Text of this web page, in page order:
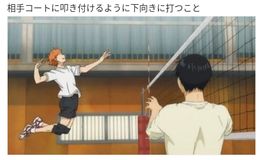
相手コートに叩き付けるように下向きに打つこと